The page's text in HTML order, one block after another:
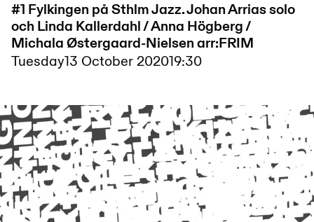
#1 Fylkingen på Sthlm Jazz. Johan Arrias solo
och Linda Kallerdahl / Anna Högberg /
Michala Østergaard-Nielsen arr:FRIM
Tuesday13 October 202019:30